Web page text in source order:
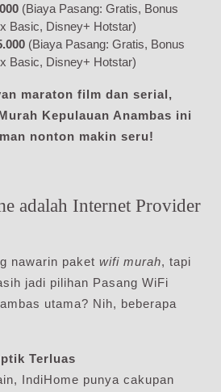
(Biaya Pasang: Gratis, Bonus
Basic, Disney+ Hotstar)
(Biaya Pasang: Gratis, Bonus
Basic, Disney+ Hotstar)
maraton film dan serial,
Kepulauan Anambas ini
nonton makin seru!
adalah Internet Provider
nawarin paket wifi murah, tapi
jadi pilihan Pasang WiFi
utama? Nih, beberapa
Terluas
IndiHome punya cakupan